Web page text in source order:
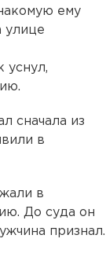
ему
улице
уснул,
сначала из
в
в
До суда он
признал.